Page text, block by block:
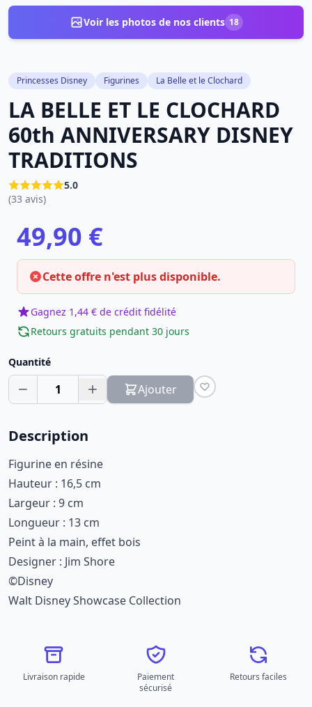
Voir les photos de nos clients 18
Princesses Disney Figurines La Belle et le Clochard
LA BELLE ET LE CLOCHARD
60th ANNIVERSARY DISNEY
TRADITIONS
5.0
(33 avis)
49,90 €
Cette offre n'est plus disponible.
Gagnez 1,44 € de crédit fidélité
Retours gratuits pendant 30 jours
Quantité
1 Ajouter
Description
Figurine en résine
Hauteur : 16,5 cm
Largeur : 9 cm
Longueur : 13 cm
Peint à la main, effet bois
Designer : Jim Shore
©Disney
Walt Disney Showcase Collection
Livraison rapide
Paiement
sécurisé
Retours faciles